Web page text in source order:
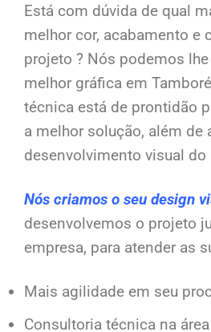
Está com dúvida de qual
melhor cor, acabamento e
projeto ? Nós podemos
melhor gráfica em
técnica está de prontidão
a melhor solução, além de
desenvolvimento visual do
Nós criamos o seu design
desenvolvemos o projeto
empresa, para atender as
Mais agilidade em seu
Consultoria técnica na área